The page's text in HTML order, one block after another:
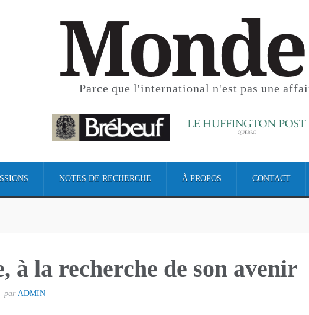
Parce que l'international n'est pas une
NOTES DE RECHERCHE À PROPOS CONTACT
à la recherche de son avenir
parADMIN